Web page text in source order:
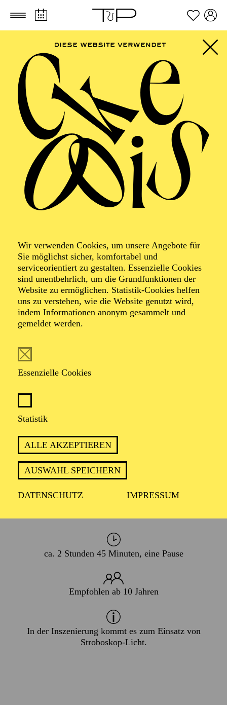
Zum Hauptinhalt springen Zum Footer springen
Wir verwenden Cookies, um unsere Angebote für
Sie möglichst sicher, komfortabel und
serviceorientiert zu gestalten. Essenzielle Cookies
sind unentbehrlich, um die Grundfunktionen der
Website zu ermöglichen. Statistik-Cookies helfen
uns zu verstehen, wie die Website genutzt wird,
indem Informationen anonym gesammelt und
gemeldet werden.
Essenzielle Cookies
Statistik
ALLE AKZEPTIEREN
AUSWAHL SPEICHERN
DATENSCHUTZ IMPRESSUM
AALTO BALLETT
Schwanen­see
Ballett in vier Akten von Ben Van Cauwenbergh nach
Marius Petipa und Lew I. Iwanow
Musik von Pjotr I. Tschaikowsky
TSCHAIKOWSKYS MEISTERWERK
VON LIEBE UND VERRAT
PREMIERE
27. Januar 2018
ca. 2 Stunden 45 Minuten, eine Pause
Empfohlen ab 10 Jahren
In der Inszenierung kommt es zum Einsatz von
Stroboskop-Licht.